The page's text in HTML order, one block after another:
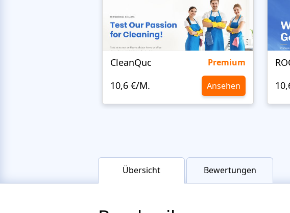
CleanQuc Premium
10,6 €/M. Ansehen
Übersicht Bewertungen